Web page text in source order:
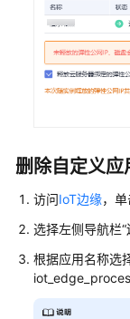
实
践
作
前
准
基
于
IoT
删除自定义应
访问IoT边缘，
选择左侧导航栏“
根据应用名称选